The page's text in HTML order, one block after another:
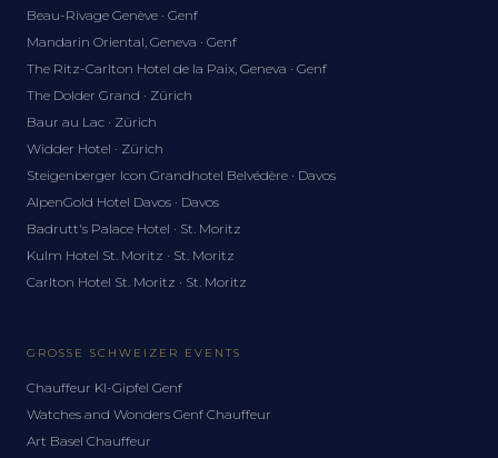
Beau-Rivage Genève · Genf
Mandarin Oriental, Geneva · Genf
The Ritz-Carlton Hotel de la Paix, Geneva · Genf
The Dolder Grand · Zürich
Baur au Lac · Zürich
Widder Hotel · Zürich
Steigenberger Icon Grandhotel Belvédère · Davos
AlpenGold Hotel Davos · Davos
Badrutt's Palace Hotel · St. Moritz
Kulm Hotel St. Moritz · St. Moritz
Carlton Hotel St. Moritz · St. Moritz
GROSSE SCHWEIZER EVENTS
Chauffeur KI-Gipfel Genf
Watches and Wonders Genf Chauffeur
Art Basel Chauffeur